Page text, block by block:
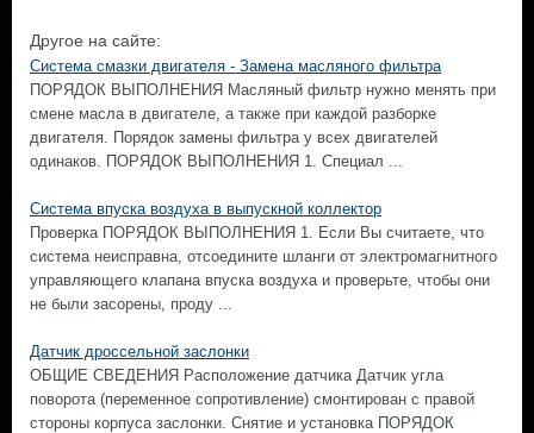
Другое на сайте:
Система смазки двигателя - Замена масляного фильтра
ПОРЯДОК ВЫПОЛНЕНИЯ Масляный фильтр нужно менять при
смене масла в двигателе, а также при каждой разборке
двигателя. Порядок замены фильтра у всех двигателей
одинаков. ПОРЯДОК ВЫПОЛНЕНИЯ 1. Специал ...
Система впуска воздуха в выпускной коллектор
Проверка ПОРЯДОК ВЫПОЛНЕНИЯ 1. Если Вы считаете, что
система неисправна, отсоедините шланги от электромагнитного
управляющего клапана впуска воздуха и проверьте, чтобы они
не были засорены, проду ...
Датчик дроссельной заслонки
ОБЩИЕ СВЕДЕНИЯ Расположение датчика Датчик угла
поворота (переменное сопротивление) смонтирован с правой
стороны корпуса заслонки. Снятие и установка ПОРЯДОК